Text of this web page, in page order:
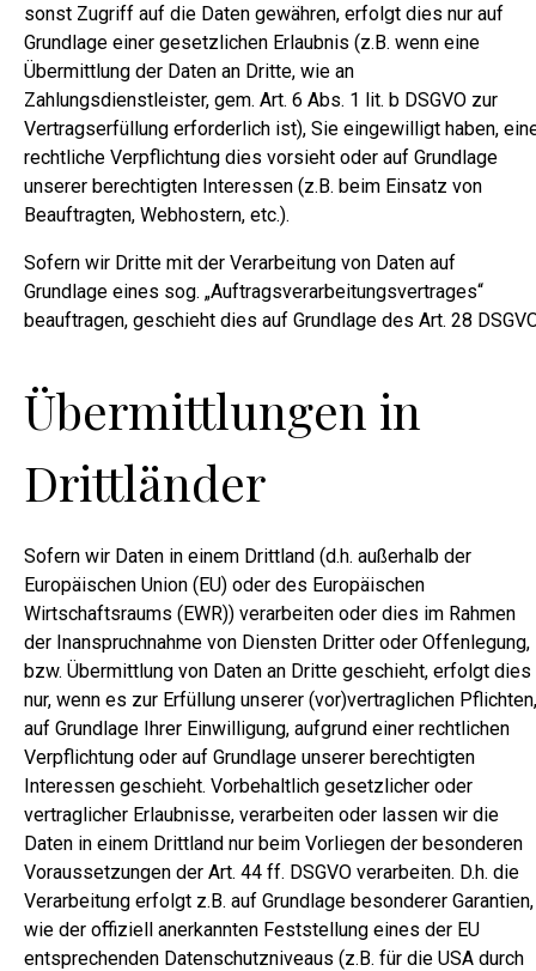
sonst Zugriff auf die Daten gewähren, erfolgt dies nur auf
Grundlage einer gesetzlichen Erlaubnis (z.B. wenn eine
Übermittlung der Daten an Dritte, wie an
Zahlungsdienstleister, gem. Art. 6 Abs. 1 lit. b DSGVO zur
Vertragserfüllung erforderlich ist), Sie eingewilligt haben,
rechtliche Verpflichtung dies vorsieht oder auf Grundlage
unserer berechtigten Interessen (z.B. beim Einsatz von
Beauftragten, Webhostern, etc.).
Sofern wir Dritte mit der Verarbeitung von Daten auf
Grundlage eines sog. „Auftragsverarbeitungsvertrages“
beauftragen, geschieht dies auf Grundlage des Art. 28
Übermittlungen in
Drittländer
Sofern wir Daten in einem Drittland (d.h. außerhalb der
Europäischen Union (EU) oder des Europäischen
Wirtschaftsraums (EWR)) verarbeiten oder dies im Rahmen
der Inanspruchnahme von Diensten Dritter oder Offenlegung,
bzw. Übermittlung von Daten an Dritte geschieht, erfolgt dies
nur, wenn es zur Erfüllung unserer (vor)vertraglichen Pflichten,
auf Grundlage Ihrer Einwilligung, aufgrund einer rechtlichen
Verpflichtung oder auf Grundlage unserer berechtigten
Interessen geschieht. Vorbehaltlich gesetzlicher oder
vertraglicher Erlaubnisse, verarbeiten oder lassen wir die
Daten in einem Drittland nur beim Vorliegen der besonderen
Voraussetzungen der Art. 44 ff. DSGVO verarbeiten. D.h. die
Verarbeitung erfolgt z.B. auf Grundlage besonderer Garantien,
wie der offiziell anerkannten Feststellung eines der EU
entsprechenden Datenschutzniveaus (z.B. für die USA durch